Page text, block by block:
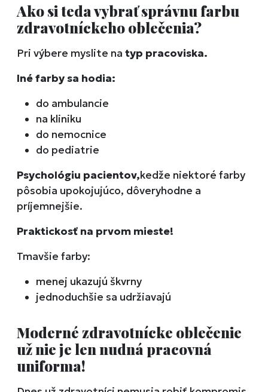
Ako si teda vybrať správnu farbu
zdravotníckeho oblečenia?
Pri výbere myslite na typ pracoviska.
Iné farby sa hodia:
do ambulancie
na kliniku
do nemocnice
do pediatrie
Psychológiu pacientov,kedže niektoré farby
pôsobia upokojujúco, dôveryhodne a
príjemnejšie.
Praktickosť na prvom mieste!
Tmavšie farby:
menej ukazujú škvrny
jednoduchšie sa udržiavajú
Moderné zdravotnícke oblečenie
už nie je len nudná pracovná
uniforma!